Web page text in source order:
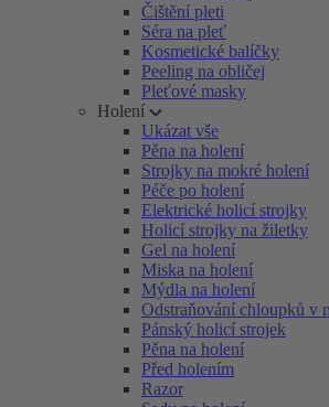
Čištění pleti
Séra na pleť
Kosmetické balíčky
Peeling na obličej
Pleťové masky
Holení
Ukázat vše
Pěna na holení
Strojky na mokré holení
Péče po holení
Elektrické holicí strojky
Holicí strojky na žiletky
Gel na holení
Miska na holení
Mýdla na holení
Odstraňování chloupků v
Pánský holicí strojek
Pěna na holení
Před holením
Razor